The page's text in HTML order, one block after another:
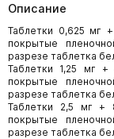
Описание
Таблетки 0,625 мг
покрытые
разрезе таблетка
Таблетки 1,25 мг
покрытые
разрезе таблетка
Таблетки 2,5 мг +
покрытые
разрезе таблетка